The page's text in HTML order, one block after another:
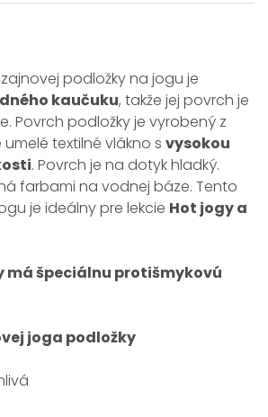
podložky na jogu je
kaučuku, takže jej povrch je
Povrch podložky je vyrobený z
textilné vlákno s vysokou
. Povrch je na dotyk hladký.
farbami na vodnej báze. Tento
je ideálny pre lekcie Hot jogy a
má špeciálnu protišmykovú
joga podložky